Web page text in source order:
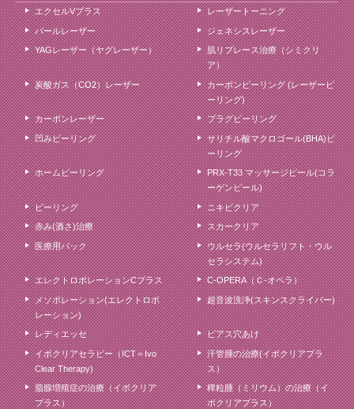
エクセルVプラス レーザートーニング
パールレーザー ジェネシスレーザー
YAGレーザー（ヤグレーザー）
肌リプレース治療（シミクリ
ア）
炭酸ガス（CO2）レーザー
カーボンピーリング (レーザーピ
ーリング)
カーボンレーザー プラグピーリング
凹みピーリング
サリチル酸マクロゴール(BHA)ピ
ーリング
ホームピーリング
PRX-T33 マッサージピール(コラ
ーゲンピール)
ピーリング ニキビクリア
赤み(酒さ)治療 スカークリア
医療用パック
ウルセラ(ウルセラリフト・ウル
セラシステム)
エレクトロポレーションCプラス C-OPERA（Ｃ-オペラ）
メソポレーション(エレクトロポ
レーション)
超音波洗浄(スキンスクライバー)
レディエッセ ピアス穴あけ
イボクリアセラピー（ICT＝Ivo
Clear Therapy)
汗管腫の治療(イボクリアプラ
ス）
脂腺増殖症の治療（イボクリア
プラス）
稗粒腫（ミリウム）の治療（イ
ボクリアプラス）